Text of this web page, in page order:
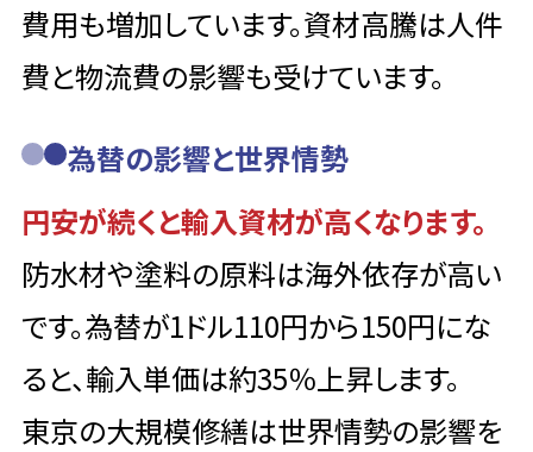
費用も増加しています。資材高騰は人件
費と物流費の影響も受けています。
為替の影響と世界情勢
円安が続くと輸入資材が高くなります。
防水材や塗料の原料は海外依存が高い
です。為替が1ドル110円から150円にな
ると、輸入単価は約35％上昇します。
東京の大規模修繕は世界情勢の影響を